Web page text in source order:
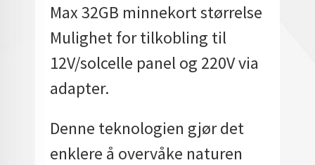
Max 32GB minnekort størrelse
Mulighet for tilkobling til
12V/solcelle panel og 220V via
adapter.
Denne teknologien gjør det
enklere å overvåke naturen